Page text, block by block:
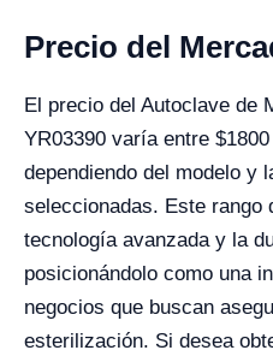
Precio del
El precio del Autoclave de
YR03390 varía entre
dependiendo del modelo y
seleccionadas. Este rango
tecnología avanzada y la
posicionándolo como una
negocios que buscan
esterilización. Si desea